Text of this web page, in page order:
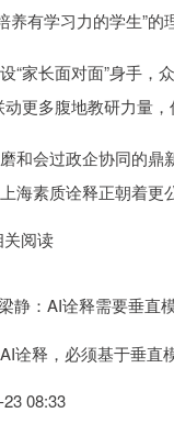
养有学习力的学生”的
“家长面对面”身手，
动更多腹地教研力量，
和会过政企协同的鼎
海素质诠释正朝着更
阅读
静：AI诠释需要垂直
诠释，必须基于垂直
23 08:33